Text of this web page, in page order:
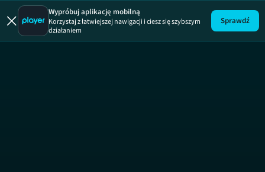
Nic do
Wypróbuj aplikację mobilną
Korzystaj z łatwiejszej nawigacji i ciesz się szybszym
działaniem
Sprawdź